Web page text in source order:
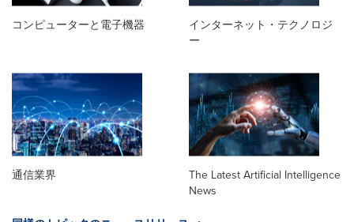
コンピューターと電子機器
インターネット・テクノロジ
ー
通信業界
The Latest Artificial Intelligence
News